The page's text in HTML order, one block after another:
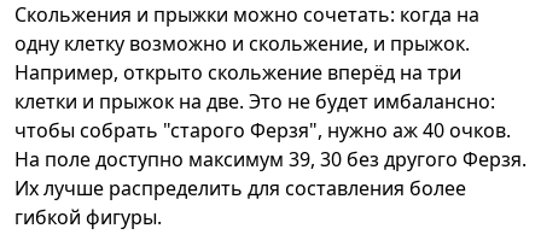
Скольжения и прыжки можно сочетать: когда на
одну клетку возможно и скольжение, и прыжок.
Например, открыто скольжение вперёд на три
клетки и прыжок на две. Это не будет имбалансно:
чтобы собрать "старого Ферзя", нужно аж 40 очков.
На поле доступно максимум 39, 30 без другого Ферзя.
Их лучше распределить для составления более
гибкой фигуры.